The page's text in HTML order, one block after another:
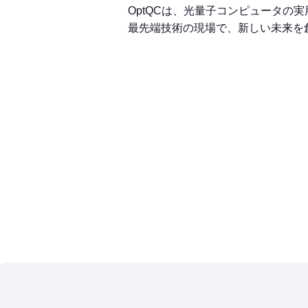
OptQCは、光量子コンピュータの
最先端技術の現場で、新しい未来